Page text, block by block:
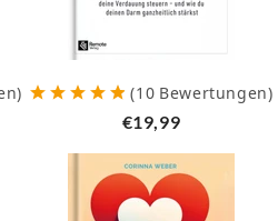
dir jetzt dein Exemplar von „
in dir!
)
(10 Bewertungen)
€19,99